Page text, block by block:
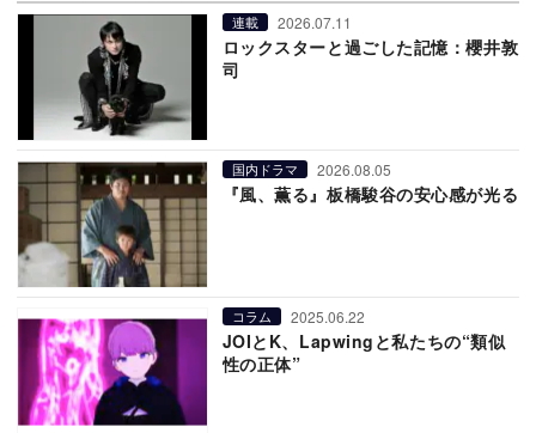
連載 2026.07.11
ロックスターと過ごした記憶：櫻井敦
司
国内ドラマ 2026.08.05
『風、薫る』板橋駿谷の安心感が光る
コラム 2025.06.22
JOIとK、Lapwingと私たちの“類似
性の正体”